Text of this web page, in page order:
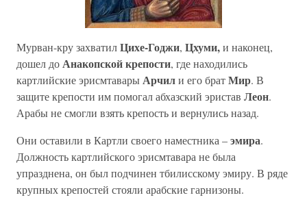
Мурван-кру захватилЦихе-Годжи, Цхуми,и наконец,
дошел доАнакопской крепости, где находились
картлийские эрисмтаварыАрчили его братМир. В
защите крепости им помогал абхазский эристав Леон.
Арабы не смогли взять крепость и вернулись назад.
Они оставили в Картли своего наместника –эмира.
Должность картлийского эрисмтавара не была
упразднена, он был подчинен тбилисскому эмиру. В ряде
крупных крепостей стояли арабские гарнизоны.